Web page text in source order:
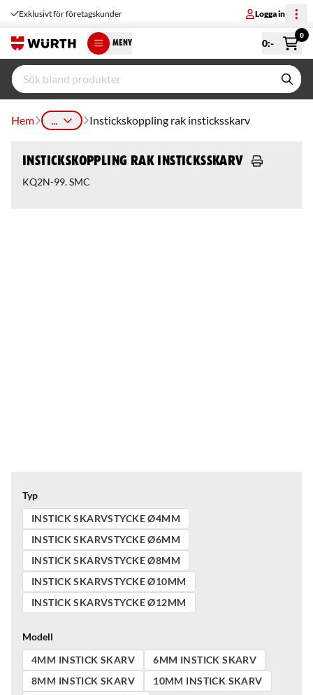
Exklusivt för företagskunder Logga in
MENY 0:-
0
Hem ... Instickskoppling rak insticksskarv
Instickskoppling rak insticksskarv
KQ2N-99. SMC
Typ
INSTICK SKARVSTYCKE Ø4MM
INSTICK SKARVSTYCKE Ø6MM
INSTICK SKARVSTYCKE Ø8MM
INSTICK SKARVSTYCKE Ø10MM
INSTICK SKARVSTYCKE Ø12MM
Modell
4MM INSTICK SKARV
6MM INSTICK SKARV
8MM INSTICK SKARV
10MM INSTICK SKARV